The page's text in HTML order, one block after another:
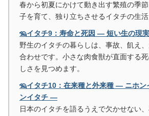
春から初夏にかけて動き出す繁殖の季
子を育て、独り立ちさせるイタチの生活
🦡イタチ9：寿命と死因 ― 短い生の現
野生のイタチの暮らしは、事故、飢え
合わせです。小さな肉食獣が直面する
しさを見つめます。
🦡イタチ10：在来種と外来種 ― ニホン
ンイタチ ―
日本のイタチを語るうえで欠かせない